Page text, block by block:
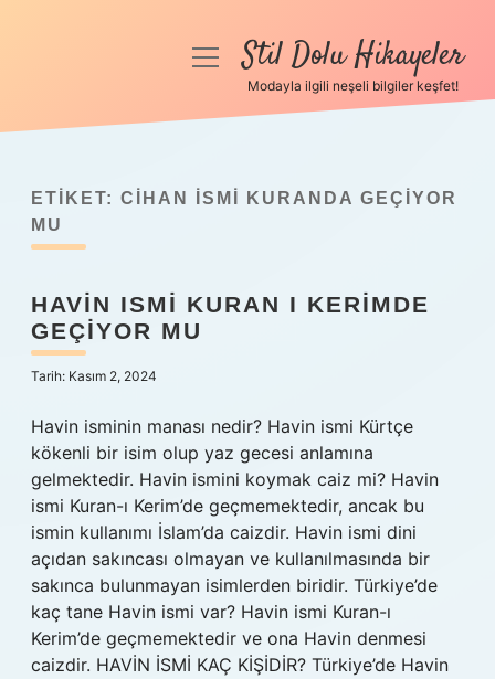
Anasayfa
Yasal Uyarı
menüyüStil Dolu Hikayeler
Modayla ilgili neşeli bilgiler keşfet!
ETIKET: CIHAN ISMI KURANDA GEÇIYOR
MU
HAVIN ISMI KURAN I KERIMDE
GEÇIYOR MU
Tarih: Kasım 2, 2024
Havin isminin manası nedir? Havin ismi Kürtçe
kökenli bir isim olup yaz gecesi anlamına
gelmektedir. Havin ismini koymak caiz mi? Havin
ismi Kuran-ı Kerim’de geçmemektedir, ancak bu
ismin kullanımı İslam’da caizdir. Havin ismi dini
açıdan sakıncası olmayan ve kullanılmasında bir
sakınca bulunmayan isimlerden biridir. Türkiye’de
kaç tane Havin ismi var? Havin ismi Kuran-ı
Kerim’de geçmemektedir ve ona Havin denmesi
caizdir. HAVİN İSMİ KAÇ KİŞİDİR? Türkiye’de Havin